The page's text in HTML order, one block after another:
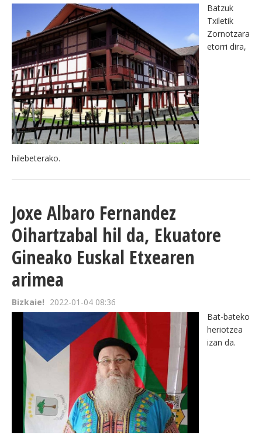
Batzuk
Txiletik
Zornotzara
etorri dira,
hilebeterako.
Joxe Albaro Fernandez
Oihartzabal hil da, Ekuatore
Gineako Euskal Etxearen
arimea
Bizkaie! 2022-01-04 08:36
Bat-bateko
heriotzea
izan da.